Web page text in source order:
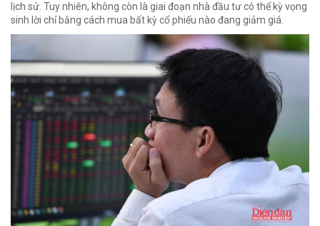
lịch sử. Tuy nhiên, không còn là giai đoạn nhà đầu tư có thể kỳ vọng
sinh lời chỉ bằng cách mua bất kỳ cổ phiếu nào đang giảm giá.